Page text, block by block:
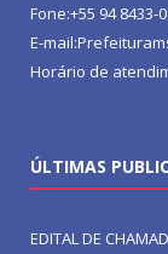
Fone:+55 94 8433-
E-
Horário de
ÚLTIMAS
EDITAL DE